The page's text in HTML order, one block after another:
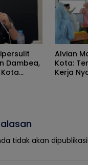
Dambea,
Alvian
Kota:
Kerja
tidak akan